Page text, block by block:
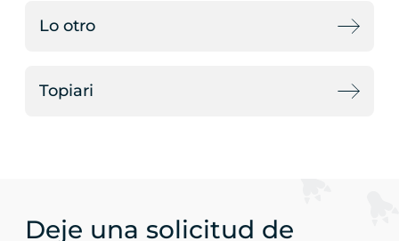
Lo otro
Topiari
Deje una solicitud de